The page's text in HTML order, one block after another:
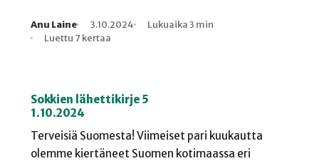
Kirjoittaja
Anu Laine
Julkaistu
3.10.2024
Lukuaika
Lukuaika 3 min
Lukukertoja
Luettu 7 kertaa
Sokkien lähettikirje 5
1.10.2024
Terveisiä Suomesta! Viimeiset pari kuukautta
olemme kiertäneet Suomen kotimaassa eri